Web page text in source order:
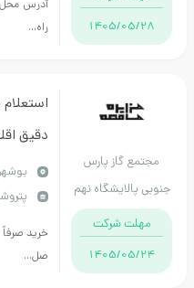
1405/05/28
آدرس محل تحویل
گاز پارس
پالایشگاه نهم
مهلت شرکت
1405/05/24
دقیق اقلام و
قلم به تعداد 600 عدد
بوشهر /
پتروشیمی
خرید صرفاً از